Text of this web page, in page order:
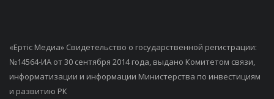
«Ертiс Медиа» Свидетельство о государственной регистрации:
№14564-ИА от 30 сентября 2014 года, выдано Комитетом связи,
информатизации и информации Министерства по инвестициям
и развитию РК